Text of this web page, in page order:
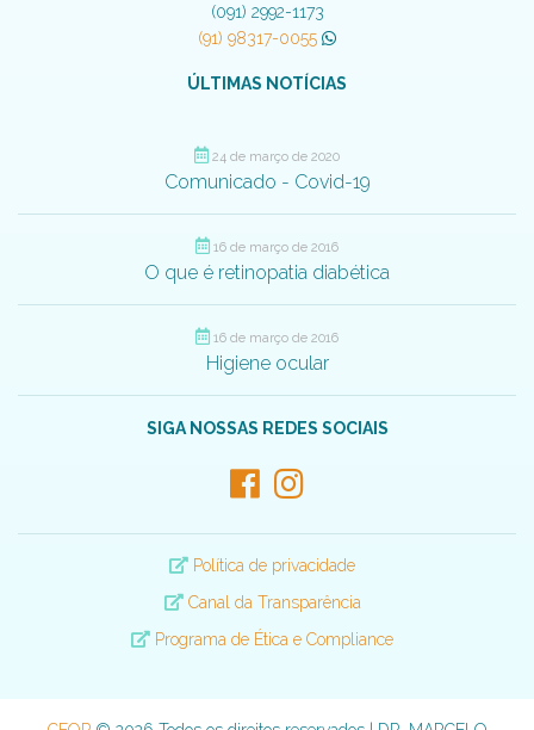
(091) 2992-1173
(91) 98317-0055
ÚLTIMAS NOTÍCIAS
24 de março de 2020
Comunicado - Covid-19
16 de março de 2016
O que é retinopatia diabética
16 de março de 2016
Higiene ocular
SIGA NOSSAS REDES SOCIAIS
Política de privacidade
Canal da Transparência
Programa de Ética e Compliance